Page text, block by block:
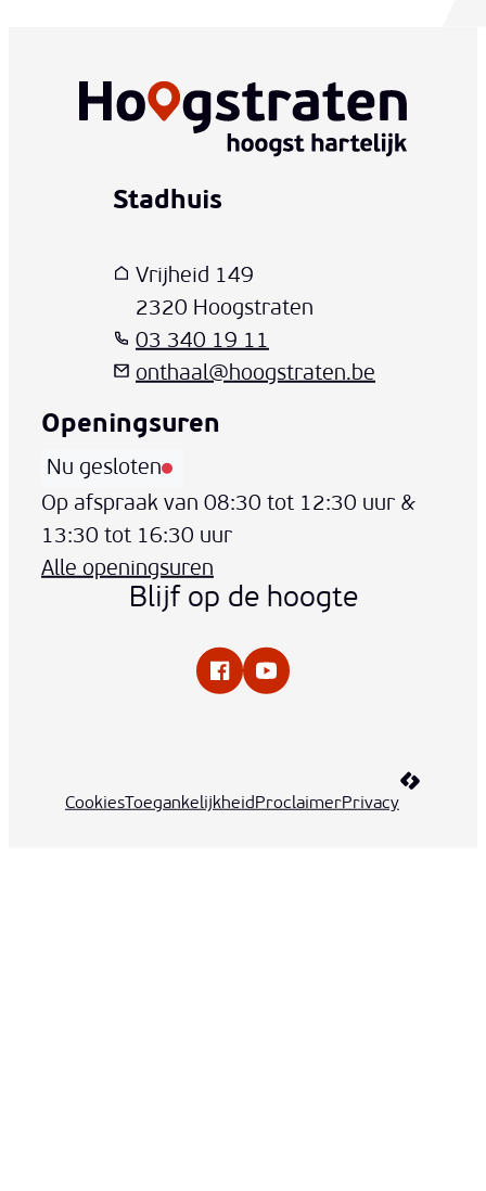
www-contact-text-name
Stadhuis
Adres
Vrijheid 149
,2320 Hoogstraten
03 340 19 11
E-mail
onthaal@hoogstraten.be
Openingsuren
Vandaag
Nu gesloten
Op afspraak van 08:30 tot 12:30 uur &
13:30 tot 16:30 uur
Alle openingsuren
Blijf op de hoogte
FacebookYouTube
Cookies ToegankelijkheidProclaimerPrivacy
LCP nv